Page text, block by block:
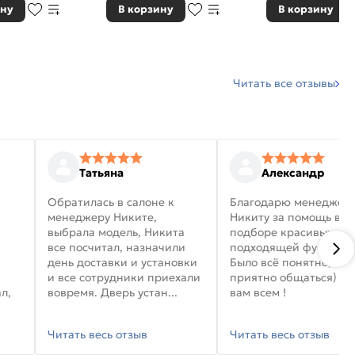
В корзину В корзину
Читать все отзывы
Татьяна
Обратилась в салоне к
менеджеру Никите,
выбрала модель, Никита
все посчитал, назначили
день доставки и установки
и все сотрудники приехали
вовремя. Дверь устан...
Читать весь отзыв
Александр
Благодарю
Никиту за помощь в
подборе красивых
подходящей
Было всё понятно, и
приятно общаться)
вам всем !
Читать весь отзыв